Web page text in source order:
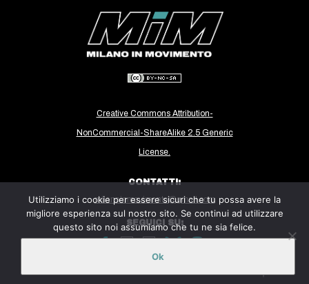
Creative Commons Attribution-
NonCommercial-ShareAlike 2.5 Generic
License.
CONTATTI:
milanoinmovimento@gmail.com
SEGUICI SU:
Utilizziamo i cookie per essere sicuri che tu possa avere la
migliore esperienza sul nostro sito. Se continui ad utilizzare
questo sito noi assumiamo che tu ne sia felice.
Ok